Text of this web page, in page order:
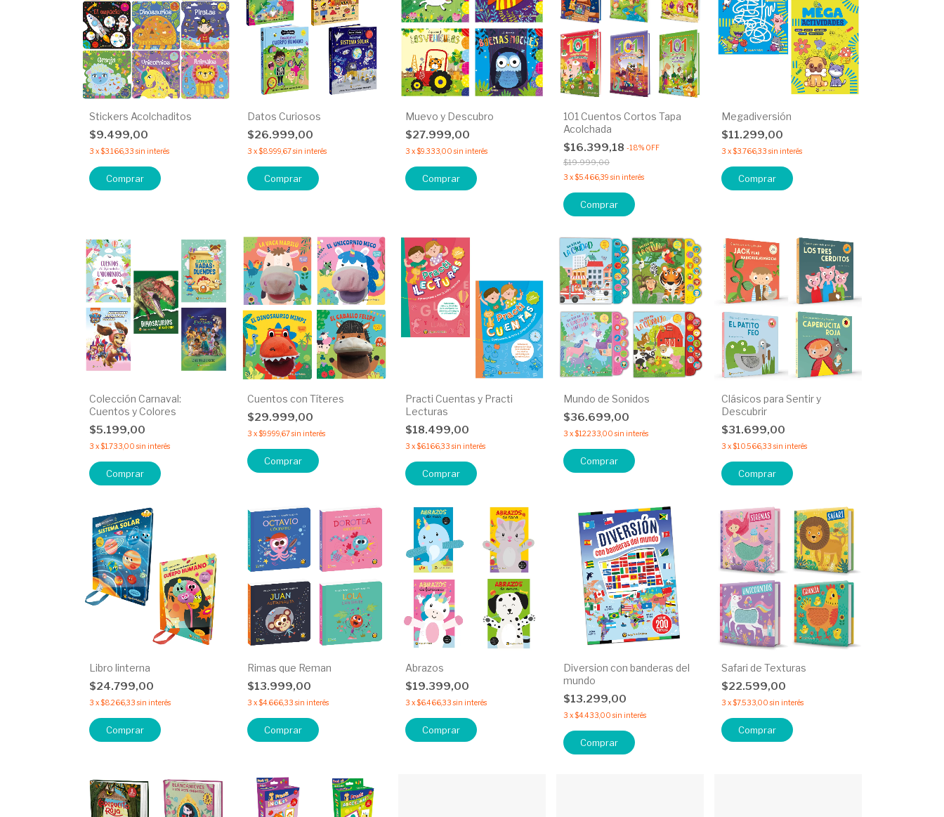
Stickers Acolchaditos
$9.499,00
3 x$3.166,33 sin interés
Comprar
Datos Curiosos
$26.999,00
3 x$8.999,67sin interés
Comprar
Muevo y Descubro
$27.999,00
3 x$9.333,00 sin interés
Comprar
101 Cuentos Cortos Tapa
Acolchada
$16.399,18 -18% OFF
$19.999,00
3 x$5.466,39 sin interés
Comprar
Megadiversión
$11.299,00
3 x$3.766,33 sin interés
Comprar
Colección Carnaval:
Cuentos y Colores
$5.199,00
3 x$1.733,00 sin interés
Comprar
Cuentos con Títeres
$29.999,00
3 x$9.999,67sin interés
Comprar
Practi Cuentas y Practi
Lecturas
$18.499,00
3 x$6.166,33 sin interés
Comprar
Mundo de Sonidos
$36.699,00
3 x$12.233,00 sin interés
Comprar
Clásicos para Sentir y
Descubrir
$31.699,00
3 x$10.566,33 sin interés
Comprar
Libro linterna
$24.799,00
3 x$8.266,33 sin interés
Comprar
Rimas que Reman
$13.999,00
3 x$4.666,33 sin interés
Comprar
Abrazos
$19.399,00
3 x$6.466,33 sin interés
Comprar
Diversion con banderas del
mundo
$13.299,00
3 x$4.433,00 sin interés
Safari de Texturas
$22.599,00
3 x$7.533,00 sin interés
Comprar